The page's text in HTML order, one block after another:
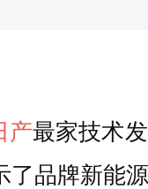
产最家技术
品牌新能